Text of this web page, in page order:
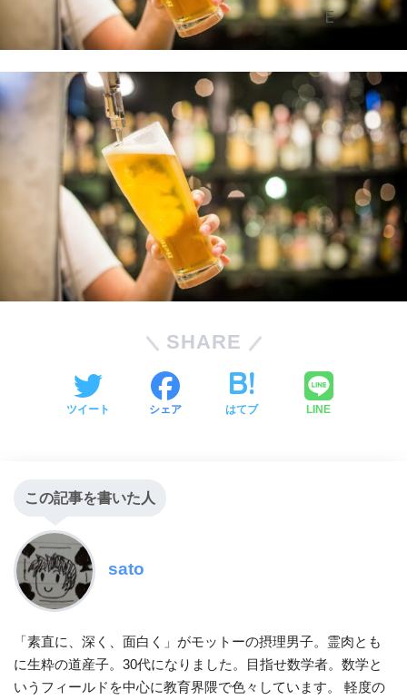
SHARE
ツイート シェア はてブ LINE
この記事を書いた人
sato
「素直に、深く、面白く」がモットーの摂理男子。霊肉とも
に生粋の道産子。30代になりました。目指せ数学者。数学と
いうフィールドを中心に教育界隈で色々しています。 軽度の